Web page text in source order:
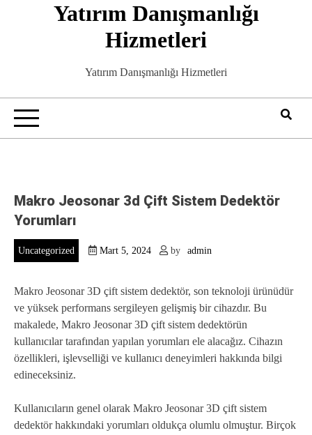
Yatırım Danışmanlığı
Hizmetleri
Yatırım Danışmanlığı Hizmetleri
Makro Jeosonar 3d Çift Sistem Dedektör
Yorumları
Uncategorized Mart 5, 2024 by admin
Makro Jeosonar 3D çift sistem dedektör, son teknoloji ürünüdür
ve yüksek performans sergileyen gelişmiş bir cihazdır. Bu
makalede, Makro Jeosonar 3D çift sistem dedektörün
kullanıcılar tarafından yapılan yorumları ele alacağız. Cihazın
özellikleri, işlevselliği ve kullanıcı deneyimleri hakkında bilgi
edineceksiniz.
Kullanıcıların genel olarak Makro Jeosonar 3D çift sistem
dedektör hakkındaki yorumları oldukça olumlu olmuştur. Birçok